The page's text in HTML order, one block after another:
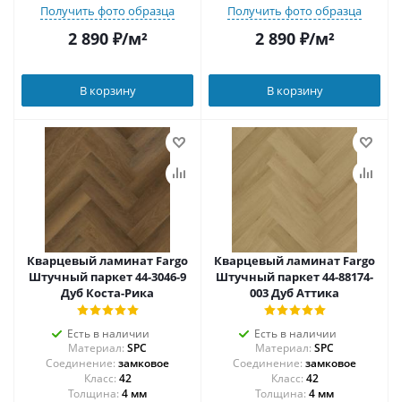
Получить фото образца
2 890₽/м²
В корзину
Получить фото образца
2 890₽/м²
В корзину
Кварцевый ламинат Fargo
Штучный паркет 44-3046-9
Дуб Коста-Рика
Есть в наличии
Материал: SPC
Соединение: замковое
42
Толщина: 4 мм
Кварцевый ламинат Fargo
Штучный паркет 44-88174-
003 Дуб Аттика
Есть в наличии
Материал: SPC
Соединение: замковое
42
Толщина: 4 мм